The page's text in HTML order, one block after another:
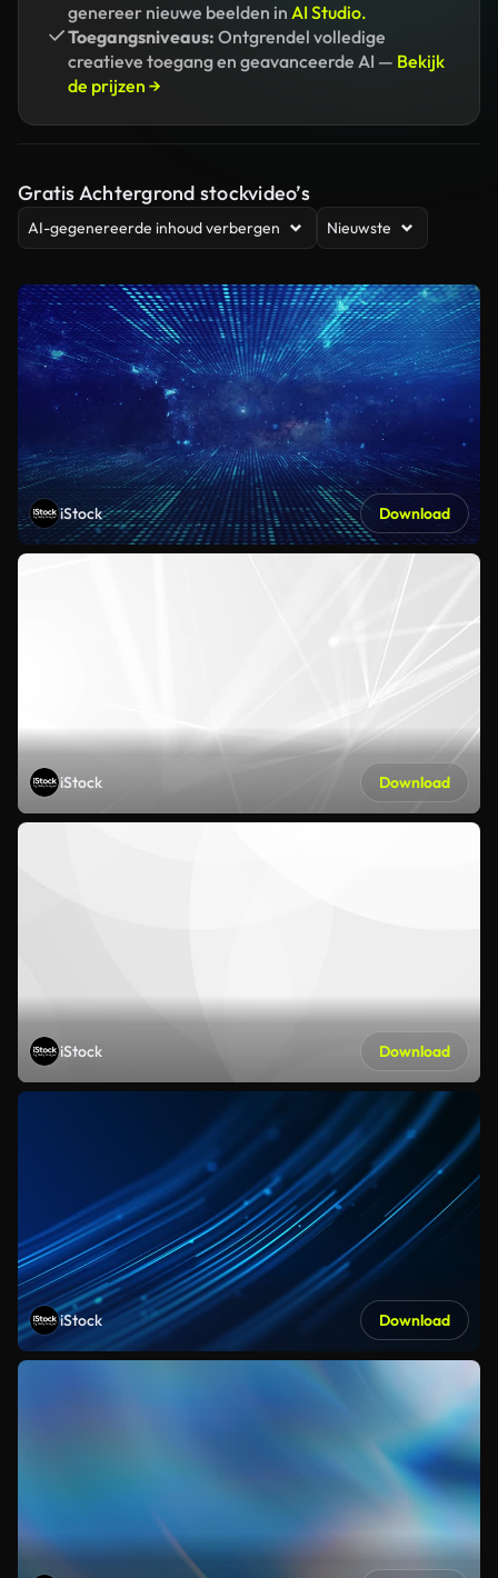
genereer nieuwe beelden in AI Studio.
Toegangsniveaus: Ontgrendel volledige
creatieve toegang en geavanceerde AI — Bekijk
de prijzen →
Gratis Achtergrond stockvideo’s
AI-gegenereerde inhoud verbergen Nieuwste
iStock Download
iStock Download
iStock Download
iStock Download